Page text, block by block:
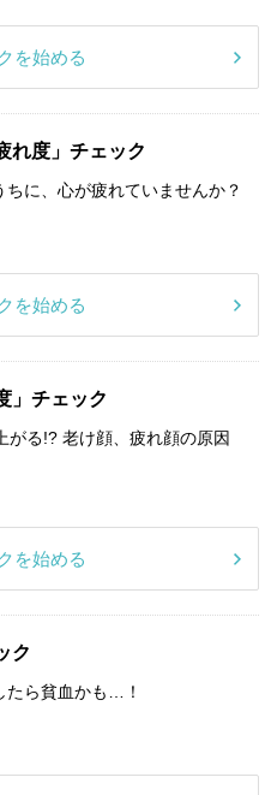
を始める
れ度」チェック
ちに、心が疲れていませんか？
を始める
」チェック
がる!? 老け顔、疲れ顔の原因
を始める
ク
たら貧血かも…！